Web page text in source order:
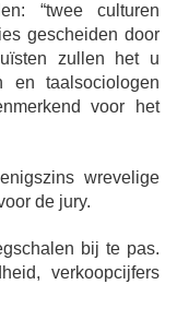
“twee culturen
gescheiden door
zullen het u
en taalsociologen
voor het
wrevelige
de jury.
bij te pas.
verkoopcijfers